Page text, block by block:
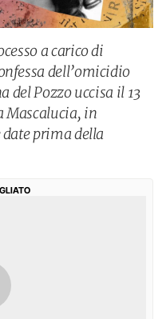
a carico di
dell’omicidio
del Pozzo uccisa il 13
Mascalucia, in
prima della